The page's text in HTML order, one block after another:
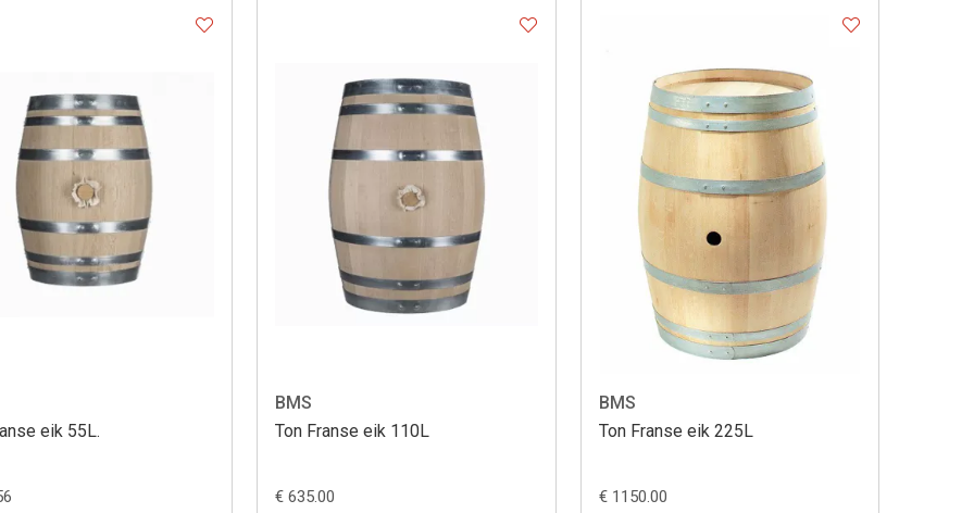
eik 55L.
BMS
Ton Franse eik 110L
€ 635.00
BMS
Ton Franse eik 225L
€ 1150.00